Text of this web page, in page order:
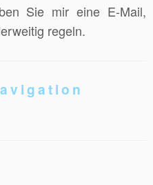
Sie mir eine E-Mail,
regeln.